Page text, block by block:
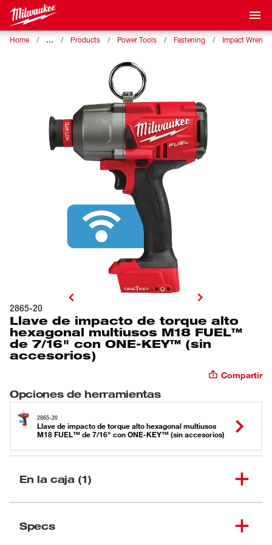
Home … Products Power Tools Fastening Impact
2865-20
Llave de impacto de torque alto
hexagonal multiusos M18 FUEL™
de 7/16" con ONE-KEY™ (sin
accesorios)
Compartir
Opciones de herramientas
2865-20
Llave de impacto de torque alto hexagonal multiusos
M18 FUEL™ de 7/16" con ONE-KEY™ (sin accesorios)
En la caja (1)
(1)
Specs